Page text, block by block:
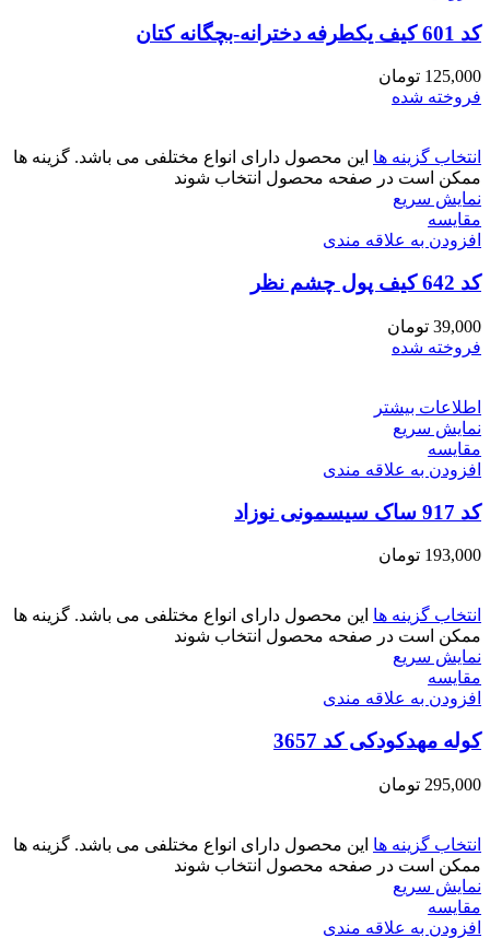
کد 601 کیف یکطرفه دخترانه-بچگانه کتان
125,000 تومان
فروخته شده
انتخاب گزینه ها این محصول دارای انواع مختلفی می باشد. گزینه ها
ممکن است در صفحه محصول انتخاب شوند
نمایش سریع
مقايسه
افزودن به علاقه مندی
کد 642 کیف پول چشم نظر
39,000 تومان
فروخته شده
اطلاعات بیشتر
نمایش سریع
مقايسه
افزودن به علاقه مندی
کد 917 ساک سیسمونی نوزاد
193,000 تومان
انتخاب گزینه ها این محصول دارای انواع مختلفی می باشد. گزینه ها
ممکن است در صفحه محصول انتخاب شوند
نمایش سریع
مقايسه
افزودن به علاقه مندی
کوله مهدکودکی کد 3657
295,000 تومان
انتخاب گزینه ها این محصول دارای انواع مختلفی می باشد. گزینه ها
ممکن است در صفحه محصول انتخاب شوند
نمایش سریع
مقايسه
افزودن به علاقه مندی